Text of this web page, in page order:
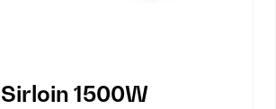
Sirloin 1500W